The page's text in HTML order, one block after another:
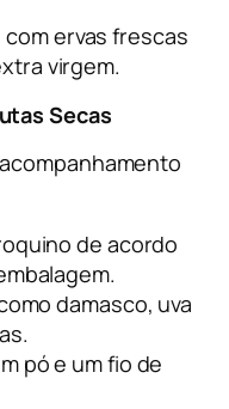
ervas frescas
virgem.
Secas
de acordo
damasco, uva
pó e um fio de